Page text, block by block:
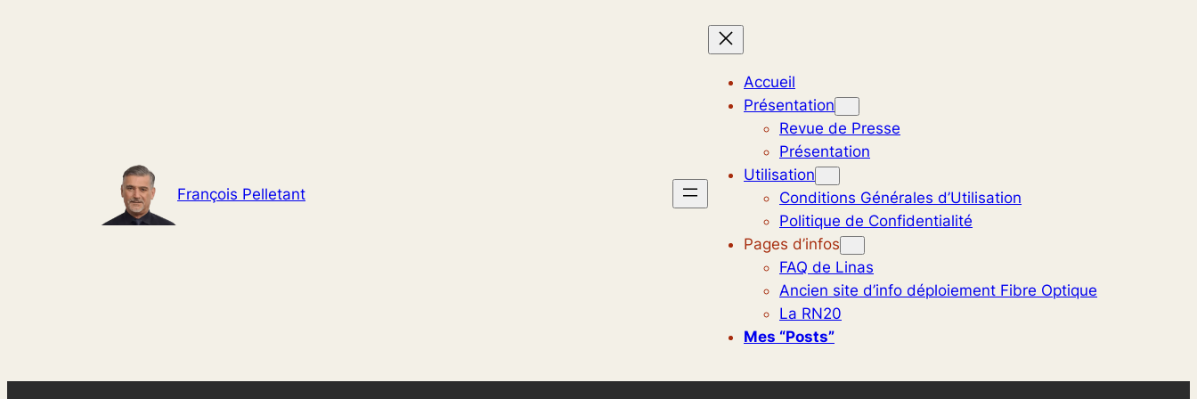
François Pelletant
Accueil
Présentation
Revue de Presse
Présentation
Utilisation
Conditions Générales d’Utilisation
Politique de Confidentialité
Pages d’infos
FAQ de Linas
Ancien site d’info déploiement Fibre Optique
La RN20
Mes “posts”